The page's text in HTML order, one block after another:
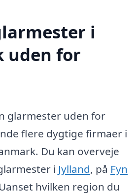
i
uden for
glarmester uden for
flere dygtige firmaer i
Du kan overveje
i Jylland, på Fyn
hvilken region du